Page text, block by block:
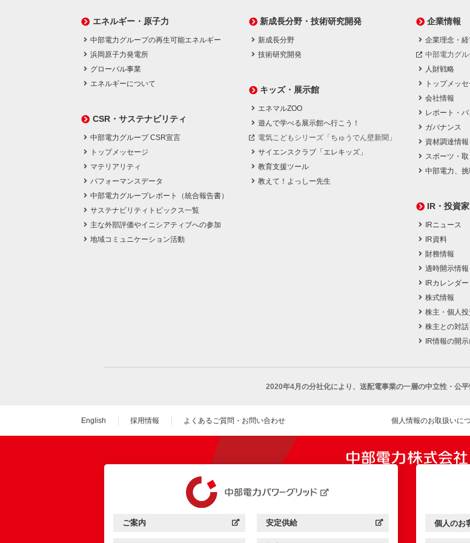
エネルギー・原子力
中部電力グループの再生可能エネルギー
浜岡原子力発電所
グローバル事業
エネルギーについて
CSR・サステナビリティ
中部電力グループ CSR宣言
トップメッセージ
マテリアリティ
パフォーマンスデータ
中部電力グループレポート（統合報告書）
サステナビリティトピックス一覧
主な外部評価やイニシアティブへの参加
地域コミュニケーション活動
新成長分野・技術研究開発
新成長分野
技術研究開発
キッズ・展示館
エネマルZOO
遊んで学べる展示館へ行こう！
電気こどもシリーズ「ちゅうでん壁新聞」
サイエンスクラブ「エレキッズ」
教育支援ツール
教えて！よっしー先生
企業情報
企業理念・
中部電力グ
人財戦略
トップメッ
会社情報
レポート・
ガバナンス
資材調達情報
スポーツ・
中部電力、挑
IR・投資
IRニュース
IR資料
財務情報
適時開示情報
IRカレンダー
株式情報
株主・個人
株主との対話
IR情報の開
2020年4月の分社化により、 送配電事業の一層の中立性・公平
English 採用情報 よくあるご質問・お問い合わせ 個人情報のお取扱いに
中部電力パワーグリッド：
ご案内
（新しいウィンドウを開きます） 中部電力パワーグリッド：
安定供給
（新しいウィンドウを開きます） 中部電力
個人のお
（新しい